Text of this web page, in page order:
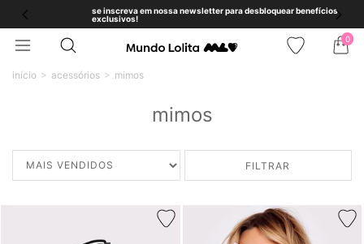
se inscreva em nossa newsletter para desbloquear benefícios
exclusivos!
0
início acessórios mimos
mimos
FILTRAR